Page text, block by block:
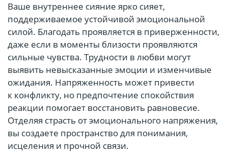
Ваше внутреннее сияние ярко сияет,
поддерживаемое устойчивой эмоциональной
силой. Благодать проявляется в приверженности,
даже если в моменты близости проявляются
сильные чувства. Трудности в любви могут
выявить невысказанные эмоции и изменчивые
ожидания. Напряженность может привести
к конфликту, но предпочтение спокойствия
реакции помогает восстановить равновесие.
Отделяя страсть от эмоционального напряжения,
вы создаете пространство для понимания,
исцеления и прочной связи.